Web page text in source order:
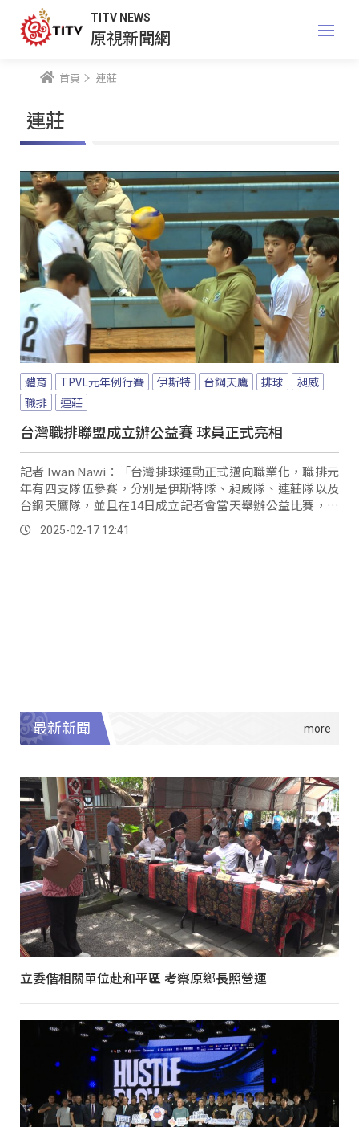
TITV NEWS
原視新聞網
首頁 連莊
連莊
體育 TPVL元年例行賽 伊斯特 台鋼天鷹 排球
昶威
職排
連莊
台灣職排聯盟成立辦公益賽 球員正式亮相
記者 Iwan Nawi：「台灣排球運動正式邁向職業化，職排元
年有四支隊伍參賽，分別是伊斯特隊、昶威隊、連莊隊以及
台鋼天鷹隊，並且在14日成立記者會當天舉辦公益比賽，讓
球迷們大飽眼福。
2025-02-17 12:41
最新新聞
立委偕相關單位赴和平區 考察原鄉長照營運